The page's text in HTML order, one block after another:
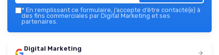
* En remplissant ce formulaire, j’accepte d’être contacté(e) à
des fins commerciales par Digital Marketing et ses
partenaires.
Digital Marketing